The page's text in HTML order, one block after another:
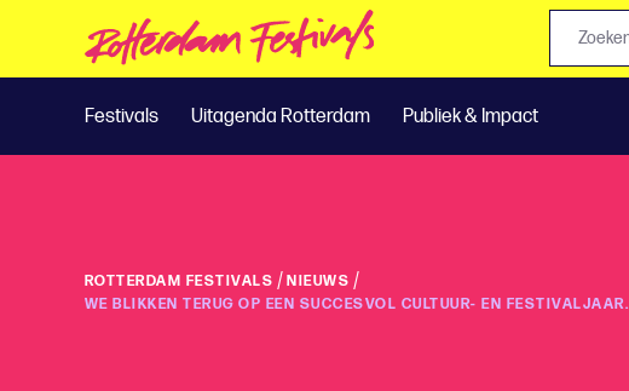
Festivals Uitagenda Rotterdam Publiek & Impact
ROTTERDAM FESTIVALS / NIEUWS /
WE BLIKKEN TERUG OP EEN SUCCESVOL CULTUUR- EN FESTIVALJAAR.